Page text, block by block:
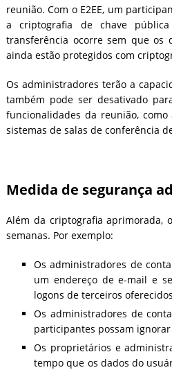
reunião. Com o E2EE, um
a criptografia de chave
transferência ocorre sem que os
ainda estão protegidos com
Os administradores terão a
também pode ser desativado
funcionalidades da reunião,
sistemas de salas de conferência
Medida de segurança
Além da criptografia aprimorada,
semanas. Por exemplo:
Os administradores de
um endereço de e-mail e
logons de terceiros
Os administradores de
participantes possam
Os proprietários e
tempo que os dados do